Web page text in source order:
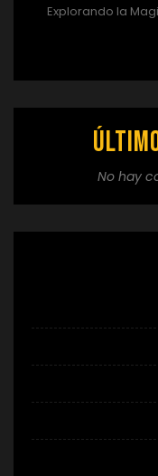
Explorando la
No hay